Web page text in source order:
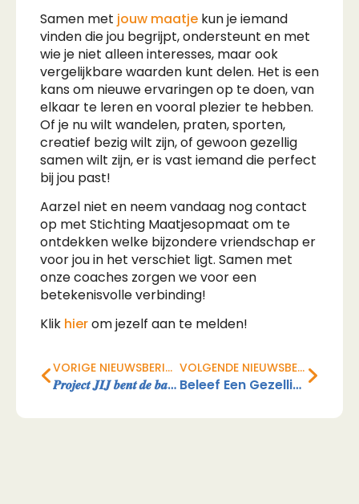
Samen met jouw maatje kun je iemand
vinden die jou begrijpt, ondersteunt en met
wie je niet alleen interesses, maar ook
vergelijkbare waarden kunt delen. Het is een
kans om nieuwe ervaringen op te doen, van
elkaar te leren en vooral plezier te hebben.
Of je nu wilt wandelen, praten, sporten,
creatief bezig wilt zijn, of gewoon gezellig
samen wilt zijn, er is vast iemand die perfect
bij jou past!
Aarzel niet en neem vandaag nog contact
op met Stichting Maatjesopmaat om te
ontdekken welke bijzondere vriendschap er
voor jou in het verschiet ligt. Samen met
onze coaches zorgen we voor een
betekenisvolle verbinding!
Klik hierom jezelf aan te melden!
VORIGE NIEUWSBERICHT
𝑷𝒓𝒐𝒋𝒆𝒄𝒕 𝑱𝑰𝑱 𝒃𝒆𝒏𝒕 𝒅𝒆 𝒃𝒂𝒂𝒔!
VOLGENDE NIEUWSBERICHT
Beleef Een Gezellige Ochtend Vissen